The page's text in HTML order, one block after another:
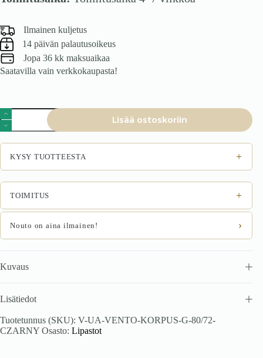
Ilmainen kuljetus
14 päivän palautusoikeus
Jopa 36 kk maksuaikaa
Saatavilla vain verkkokaupasta!
VENTO
G-
80/82
runko,
yläkaappi
musta
määrä
Lisää ostoskoriin
KYSY TUOTTEESTA +
TOIMITUS +
Nouto on aina ilmainen! ›
Kuvaus
Lisätiedot
Tuotetunnus (SKU): V-UA-VENTO-KORPUS-G-80/72-
CZARNY Osasto: Lipastot